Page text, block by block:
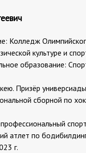
Колледж
культуре и
образование:
Призёр
сборной по
атлет по
г.